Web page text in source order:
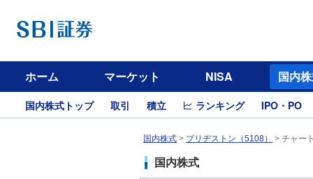
ホーム マーケット NISA 国内
国内株式トップ 取引 積立 ランキング IPO・PO
国内株式 > ブリヂストン（5108） > チャー
国内株式